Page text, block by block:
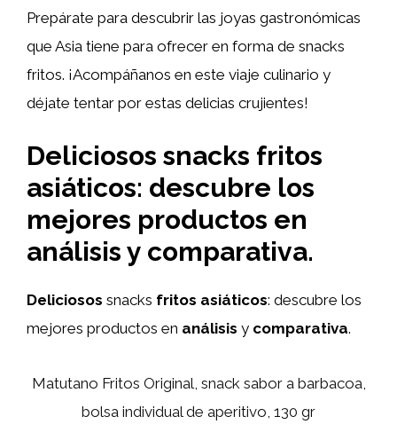
Prepárate para descubrir las joyas gastronómicas
que Asia tiene para ofrecer en forma de snacks
fritos. ¡Acompáñanos en este viaje culinario y
déjate tentar por estas delicias crujientes!
Deliciosos snacks fritos
asiáticos: descubre los
mejores productos en
análisis y comparativa.
Deliciosos snacks fritos asiáticos: descubre los
mejores productos en análisis y comparativa.
Matutano Fritos Original, snack sabor a barbacoa,
bolsa individual de aperitivo, 130 gr